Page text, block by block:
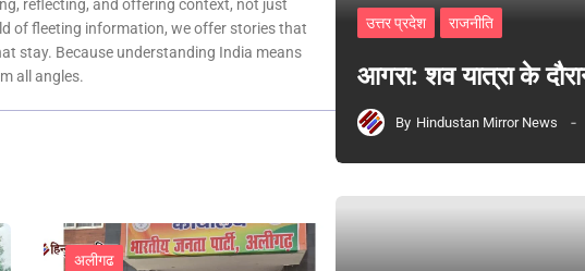
reflecting, and offering context, not just
of fleeting information, we offer stories that
stay. Because understanding India means
all angles.
अलीगढ
उत्तर प्रदेश राजनीति
आगरा: शव यात्रा के
By Hindustan Mirror News